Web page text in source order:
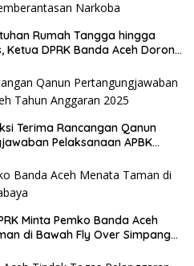
Rumah Tangga hingga
Ketua DPRK Banda Aceh Dorong
Terima Rancangan Qanun
Pelaksanaan APBK
Minta Pemko Banda Aceh
di Bawah Fly Over Simpang